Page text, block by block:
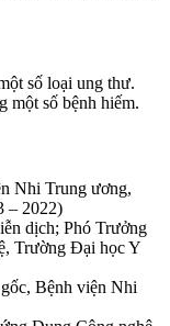
số loại ung thư.
một số bệnh hiếm.
Nhi Trung ương,
– 2022)
dịch; Phó Trưởng
Trường Đại học Y
Bệnh viện Nhi